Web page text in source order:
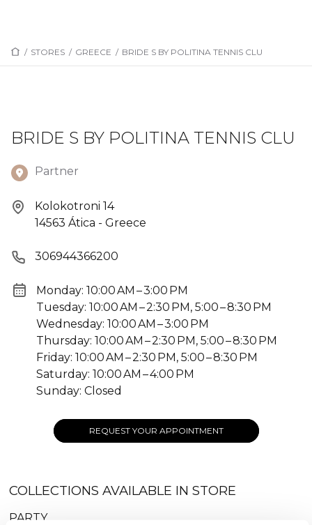
/ STORES / GREECE / BRIDE S BY POLITINA TENNIS CLU
BRIDE S BY POLITINA TENNIS CLU
Partner
Kolokotroni 14
14563 Ática - Greece
306944366200
Monday: 10:00 AM – 3:00 PM
Tuesday: 10:00 AM – 2:30 PM, 5:00 – 8:30 PM
Wednesday: 10:00 AM – 3:00 PM
Thursday: 10:00 AM – 2:30 PM, 5:00 – 8:30 PM
Friday: 10:00 AM – 2:30 PM, 5:00 – 8:30 PM
Saturday: 10:00 AM – 4:00 PM
Sunday: Closed
REQUEST YOUR APPOINTMENT
COLLECTIONS AVAILABLE IN STORE
PARTY